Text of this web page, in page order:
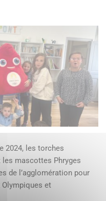
2024, les torches
mascottes Phryges
de l’agglomération pour
et